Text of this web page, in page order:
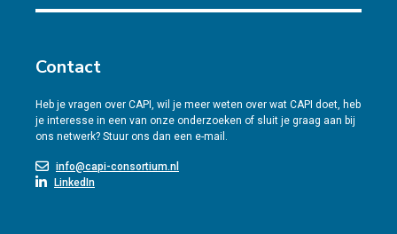
Contact
Heb je vragen over CAPI, wil je meer weten over wat CAPI doet, heb
je interesse in een van onze onderzoeken of sluit je graag aan bij
ons netwerk? Stuur ons dan een e-mail.
info@capi-consortium.nl
LinkedIn